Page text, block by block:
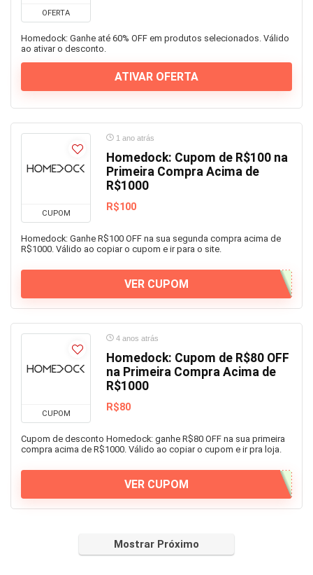
OFERTA
Homedock: Ganhe até 60% OFF em produtos selecionados. Válido
ao ativar o desconto.
ATIVAR OFERTA
CUPOM
1 ano atrás
Homedock: Cupom de R$100 na
Primeira Compra Acima de
R$1000
R$100
Homedock: Ganhe R$100 OFF na sua segunda compra acima de
R$1000. Válido ao copiar o cupom e ir para o site.
VER CUPOM
CUPOM
4 anos atrás
Homedock: Cupom de R$80 OFF
na Primeira Compra Acima de
R$1000
R$80
Cupom de desconto Homedock: ganhe R$80 OFF na sua primeira
compra acima de R$1000. Válido ao copiar o cupom e ir pra loja.
VER CUPOM
Mostrar Próximo